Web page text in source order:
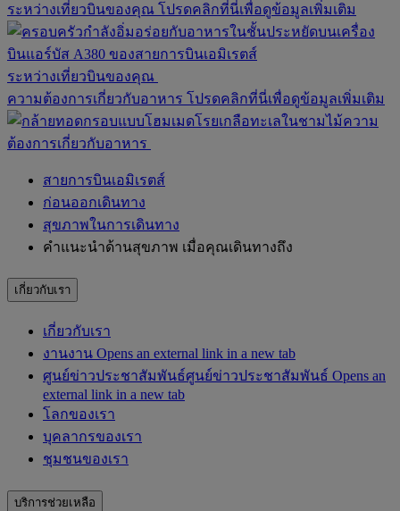
ระหว่างเที่ยวบินของคุณ โปรดคลิกที่นี่เพื่อดูข้อมูลเพิ่มเติม
ระหว่างเที่ยวบินของคุณ
ความต้องการเกี่ยวกับอาหาร โปรดคลิกที่นี่เพื่อดูข้อมูลเพิ่มเติม
ความ
ต้องการเกี่ยวกับอาหาร
สายการบินเอมิเรตส์
ก่อนออกเดินทาง
สุขภาพในการเดินทาง
คำแนะนำด้านสุขภาพ เมื่อคุณเดินทางถึง
เกี่ยวกับเรา
เกี่ยวกับเรา
งานงาน Opens an external link in a new tab
ศูนย์ข่าวประชาสัมพันธ์ศูนย์ข่าวประชาสัมพันธ์ Opens an
external link in a new tab
โลกของเรา
บุคลากรของเรา
ชุมชนของเรา
บริการช่วยเหลือ